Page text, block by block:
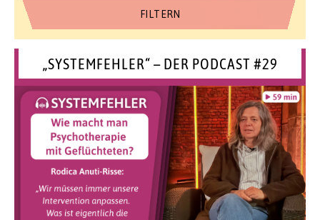
„SYSTEMFEHLER“ – DER PODCAST #29